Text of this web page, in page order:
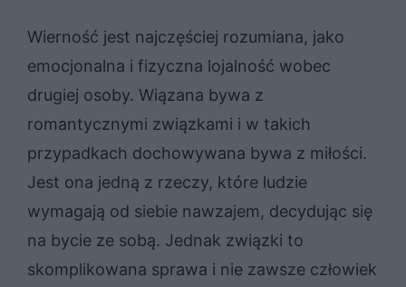
Wierność jest najczęściej rozumiana, jako
emocjonalna i fizyczna lojalność wobec
drugiej osoby. Wiązana bywa z
romantycznymi związkami i w takich
przypadkach dochowywana bywa z miłości.
Jest ona jedną z rzeczy, które ludzie
wymagają od siebie nawzajem, decydując się
na bycie ze sobą. Jednak związki to
skomplikowana sprawa i nie zawsze człowiek